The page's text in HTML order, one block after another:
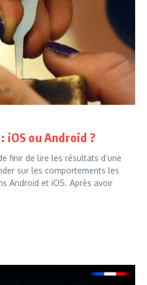
iOS ou Android ?
finir de lire les résultats d’une
sur les comportements les
Android et iOS. Après avoir